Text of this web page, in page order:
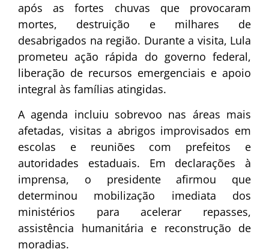
após as fortes chuvas que provocaram
mortes, destruição e milhares de
desabrigados na região. Durante a visita, Lula
prometeu ação rápida do governo federal,
liberação de recursos emergenciais e apoio
integral às famílias atingidas.
A agenda incluiu sobrevoo nas áreas mais
afetadas, visitas a abrigos improvisados em
escolas e reuniões com prefeitos e
autoridades estaduais. Em declarações à
imprensa, o presidente afirmou que
determinou mobilização imediata dos
ministérios para acelerar repasses,
assistência humanitária e reconstrução de
moradias.